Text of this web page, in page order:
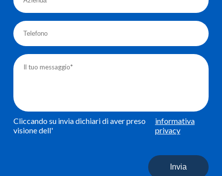
Cliccando su invia dichiari di aver preso
visione dell'
informativa
privacy
Invia